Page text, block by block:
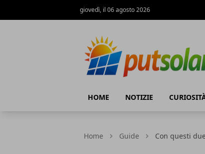
giovedì, il 06 agosto 2026
HOME NOTIZIE
Home Guide Con questi